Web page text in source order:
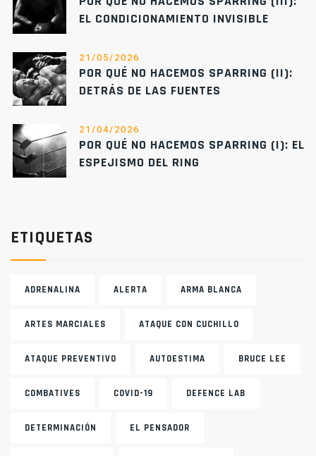
EL CONDICIONAMIENTO INVISIBLE
21/05/2026
POR QUÉ NO HACEMOS SPARRING (II):
DETRÁS DE LAS FUENTES
21/04/2026
POR QUÉ NO HACEMOS SPARRING (I): EL
ESPEJISMO DEL RING
ETIQUETAS
ADRENALINA ALERTA ARMA BLANCA
ARTES MARCIALES ATAQUE CON CUCHILLO
ATAQUE PREVENTIVO AUTOESTIMA BRUCE LEE
COMBATIVES COVID-19 DEFENCE LAB
DETERMINACIÓN EL PENSADOR